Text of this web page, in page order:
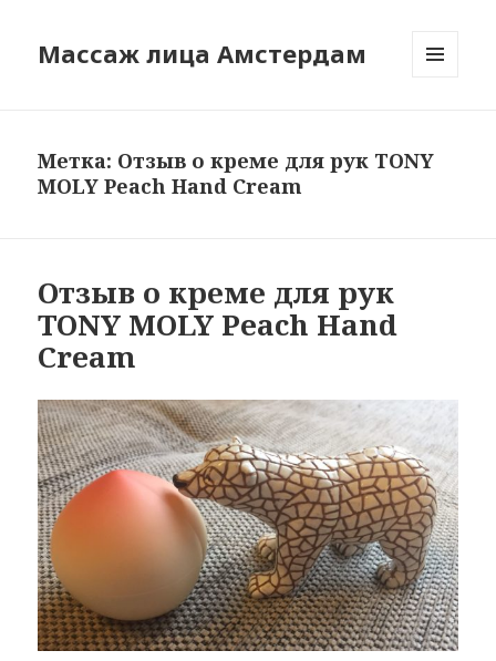
Массаж лица Амстердам
Метка: Отзыв о креме для рук TONY
MOLY Peach Hand Cream
Отзыв о креме для рук
TONY MOLY Peach Hand
Cream